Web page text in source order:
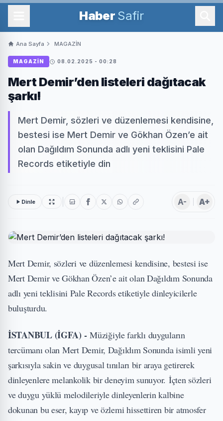
Haber Safir
Ana Sayfa MAGAZİN
MAGAZİN 08.02.2025 - 00:28
Mert Demir’den listeleri dağıtacak
şarkı!
Mert Demir, sözleri ve düzenlemesi kendisine,
bestesi ise Mert Demir ve Gökhan Özen’e ait
olan Dağıldım Sonunda adlı yeni teklisini Pale
Records etiketiyle din
Dinle A- A+
Mert Demir, sözleri ve düzenlemesi kendisine, bestesi ise
Mert Demir ve Gökhan Özen’e ait olan Dağıldım Sonunda
adlı yeni teklisini Pale Records etiketiyle dinleyicilerle
buluşturdu.
İSTANBUL (İGFA) -Müziğiyle farklı duyguların
tercümanı olan Mert Demir, Dağıldım Sonunda isimli yeni
şarkısıyla sakin ve duygusal tınıları bir araya getirerek
dinleyenlere melankolik bir deneyim sunuyor. İçten sözleri
ve duygu yüklü melodileriyle dinleyenlerin kalbine
dokunan bu eser, kayıp ve özlemi hissettiren bir atmosfer